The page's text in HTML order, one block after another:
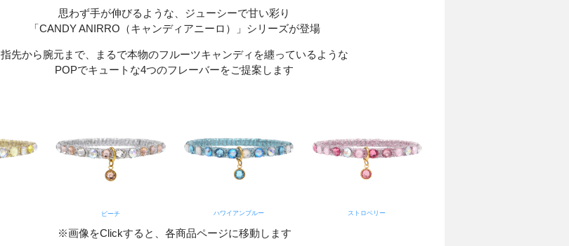
思わず手が伸びるような、ジューシーで甘い彩り
「CANDY ANIRRO（キャンディアニーロ）」シリーズが登場
指先から腕元まで、まるで本物のフルーツキャンディを纏っているような
POPでキュートな4つのフレーバーをご提案します
ピーチ ハワイアンブルー ストロベリー
※画像をClickすると、各商品ページに移動します